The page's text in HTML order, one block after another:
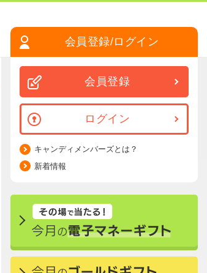
会員登録/ログイン
会員登録
ログイン
キャンディメンバーズとは？
新着情報